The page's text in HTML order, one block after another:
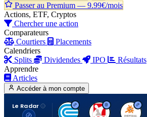
Passer au Premium — 9.99€/mois
Actions, ETF, Cryptos
Chercher une action
Comparateurs
Courtiers
Placements
Calendriers
Splits
Dividendes IPO
Résultats
Apprendre
Articles
Accéder à mon compte
Le Radar
C L I